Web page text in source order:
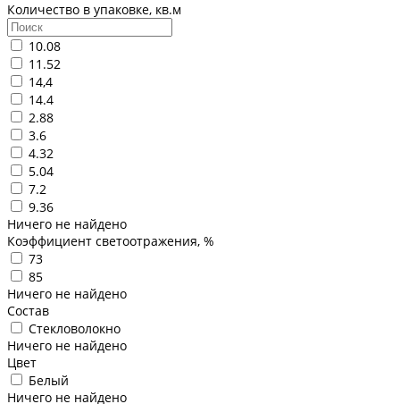
Количество в упаковке, кв.м
10.08
11.52
14,4
14.4
2.88
3.6
4.32
5.04
7.2
9.36
Ничего не найдено
Коэффициент светоотражения, %
73
85
Ничего не найдено
Состав
Стекловолокно
Ничего не найдено
Цвет
Белый
Ничего не найдено